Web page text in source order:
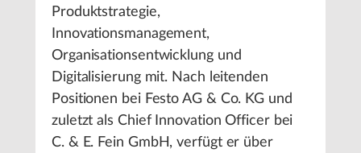
Produktstrategie,
Innovationsmanagement,
Organisationsentwicklung und
Digitalisierung mit. Nach leitenden
Positionen bei Festo AG & Co. KG und
zuletzt als Chief Innovation Officer bei
C. & E. Fein GmbH, verfügt er über